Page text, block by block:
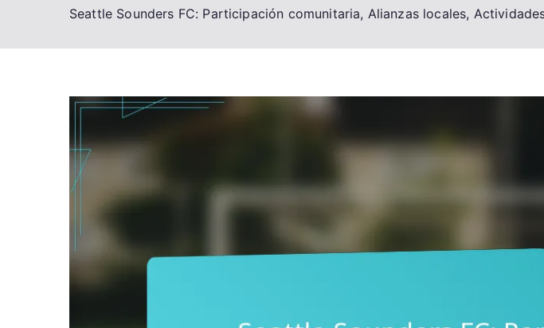
Seattle Sounders FC: Participación comunitaria, Alianzas locales,